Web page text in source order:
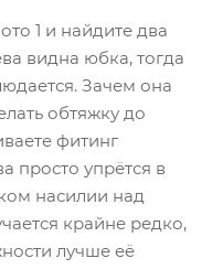
1 и найдите два
видна юбка, тогда
Зачем она
обтяжку до
фитинг
просто упрётся в
насилии над
крайне редко,
лучше её